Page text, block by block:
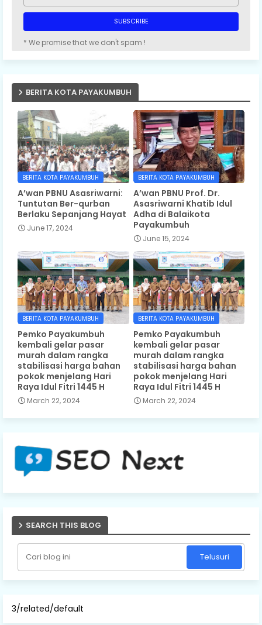
* We promise that we don't spam !
BERITA KOTA PAYAKUMBUH
BERITA KOTA PAYAKUMBUH
A’wan PBNU Asasriwarni:
Tuntutan Ber-qurban
Berlaku Sepanjang Hayat
June 17, 2024
BERITA KOTA PAYAKUMBUH
A’wan PBNU Prof. Dr.
Asasriwarni Khatib Idul
Adha di Balaikota
Payakumbuh
June 15, 2024
BERITA KOTA PAYAKUMBUH
Pemko Payakumbuh
kembali gelar pasar
murah dalam rangka
stabilisasi harga bahan
pokok menjelang Hari
Raya Idul Fitri 1445 H
March 22, 2024
BERITA KOTA PAYAKUMBUH
Pemko Payakumbuh
kembali gelar pasar
murah dalam rangka
stabilisasi harga bahan
pokok menjelang Hari
Raya Idul Fitri 1445 H
March 22, 2024
SEARCH THIS BLOG
3/related/default